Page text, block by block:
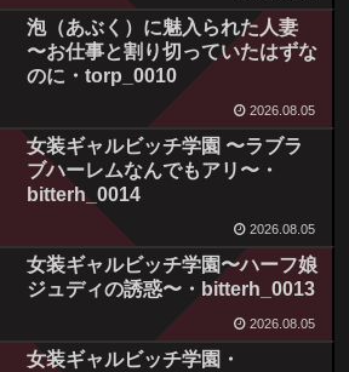
泡（あぶく）に魅入られた人妻
〜お仕事と割り切っていたはずな
のに・torp_0010
2026.08.05
女装ギャルビッチ学園 〜ラブラ
ブハーレムなんでもアリ〜・
bitterh_0014
2026.08.05
女装ギャルビッチ学園〜ハーフ娘
ジュディの誘惑〜・bitterh_0013
2026.08.05
女装ギャルビッチ学園・